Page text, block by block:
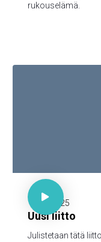
rukouselämä.
30 minuuttia

17.11.2025
Uusi liitto
Julistetaan tätä